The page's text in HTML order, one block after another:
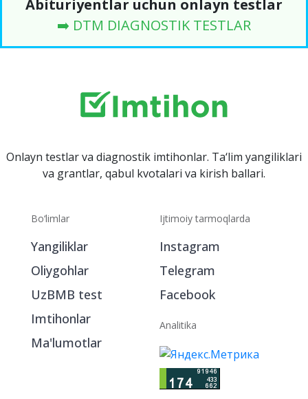
Abituriyentlar uchun onlayn testlar
➡️ DTM DIAGNOSTIK TESTLAR
Onlayn testlar va diagnostik imtihonlar. Ta‘lim yangiliklari
va grantlar, qabul kvotalari va kirish ballari.
Bo‘limlar
Yangiliklar
Oliygohlar
UzBMB test
Imtihonlar
Ma'lumotlar
Ijtimoiy tarmoqlarda
Instagram
Telegram
Facebook
Analitika